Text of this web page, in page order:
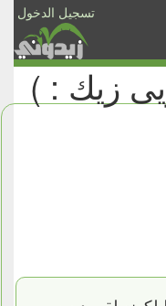
تسجيل الدخول
الأخبار
الأسئلة
زيك : )